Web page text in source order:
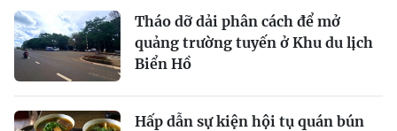
Tháo dỡ dải phân cách để mở
quảng trường tuyến ở Khu du lịch
Biển Hồ
Hấp dẫn sự kiện hội tụ quán bún